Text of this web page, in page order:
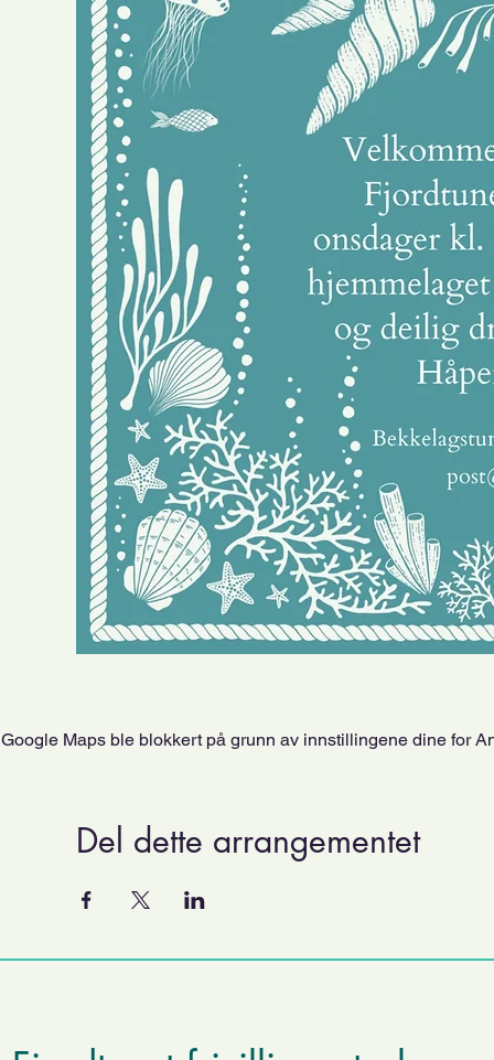
Google Maps ble blokkert på grunn av innstillingene dine for
Del dette arrangementet